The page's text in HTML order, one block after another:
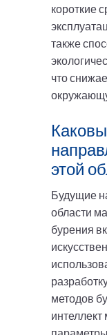
короткие
также
что
этой
Будущие
области
бурения
методов